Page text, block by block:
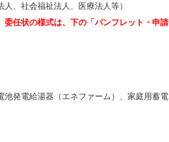
、社会福祉法人、医療法人等）
任状の様式は、下の「パンフレット・申請
発電給湯器（エネファーム）、家庭用蓄電